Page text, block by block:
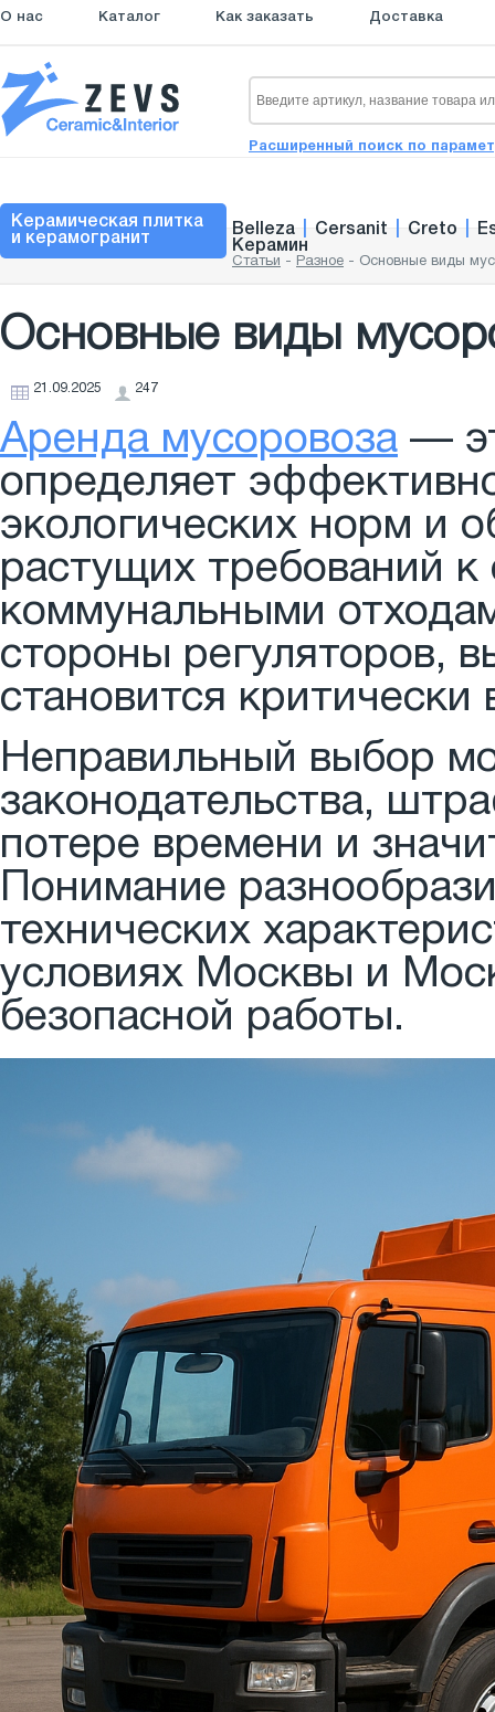
О нас Каталог Как заказать Доставка
Расширенный поиск по
Керамическая плитка
и керамогранит
Belleza Cersanit Creto
Керамин
Статьи - Разное - Основные виды
Основные виды
21.09.2025 247
Аренда мусоровоза —
определяет
экологических норм и
растущих требований
коммунальными
стороны регуляторов,
становится
Неправильный выбор
законодательства,
потере времени и
Понимание
технических
условиях Москвы и
безопасной работы.